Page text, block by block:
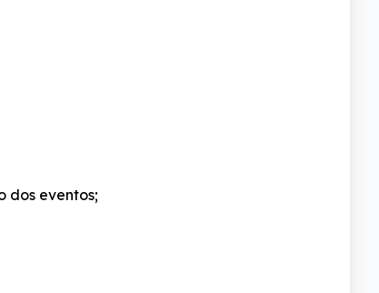
dos eventos;